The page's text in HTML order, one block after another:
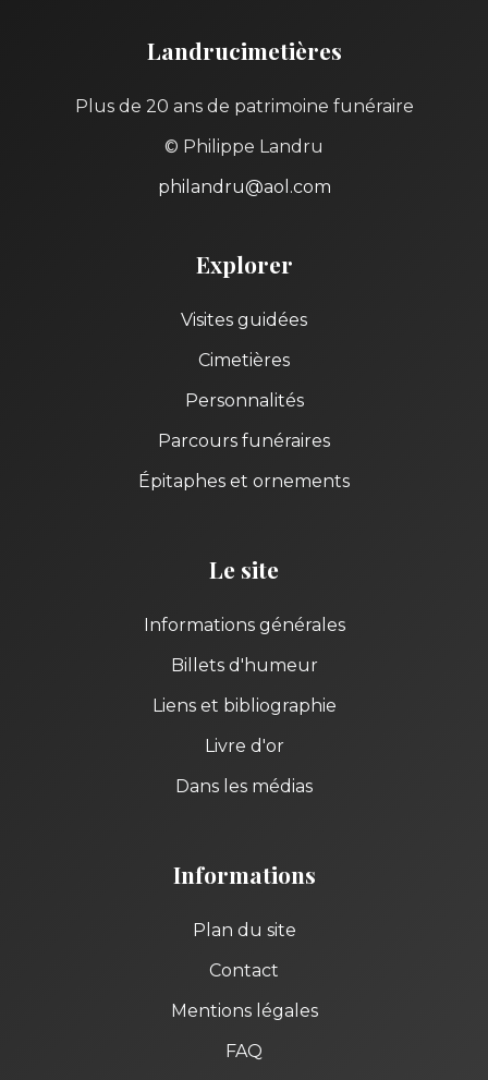
Landrucimetières
Plus de 20 ans de patrimoine funéraire
© Philippe Landru
philandru@aol.com
Explorer
Visites guidées
Cimetières
Personnalités
Parcours funéraires
Épitaphes et ornements
Le site
Informations générales
Billets d'humeur
Liens et bibliographie
Livre d'or
Dans les médias
Informations
Plan du site
Contact
Mentions légales
FAQ